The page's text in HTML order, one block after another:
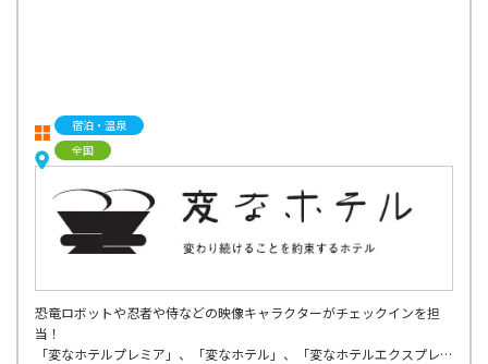
宿泊・温泉
全国
恐竜ロボットや忍者や侍などの映像キャラクターがチェックインを担
当！
「変なホテルプレミア」、「変なホテル」、「変なホテルエクスプレ